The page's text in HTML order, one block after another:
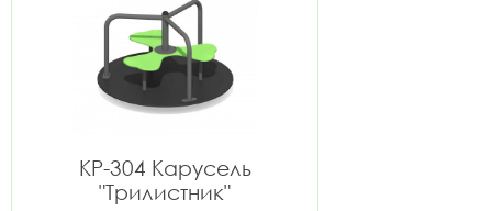
КР-304 Карусель
"Трилистник"